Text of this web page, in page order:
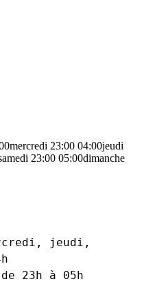
mercredi 23:00 04:00jeudi
23:00 05:00dimanche
jeudi,
23h à 05h